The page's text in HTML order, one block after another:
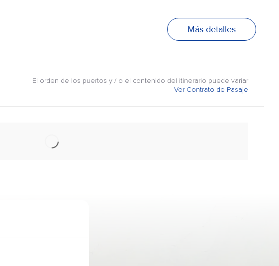
Más detalles
El orden de los puertos y / o el contenido del itinerario puede variar
Ver Contrato de Pasaje